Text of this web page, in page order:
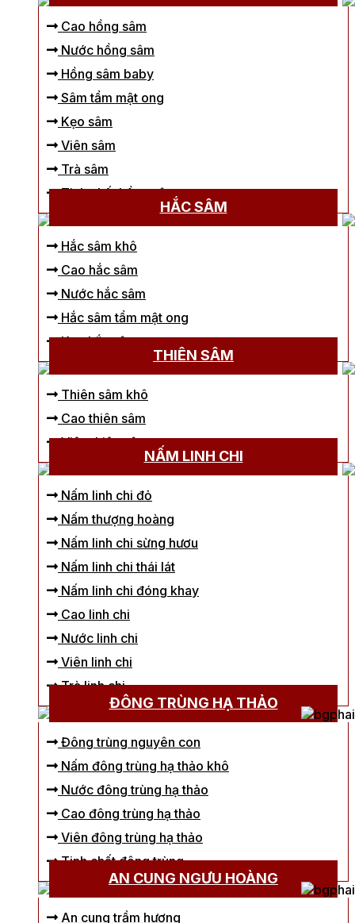
Cao hồng sâm
Nước hồng sâm
Hồng sâm baby
Sâm tẩm mật ong
Kẹo sâm
Viên sâm
Trà sâm
Tinh chất hồng sâm
HẮC SÂM
Hắc sâm khô
Cao hắc sâm
Nước hắc sâm
Hắc sâm tẩm mật ong
Kẹo hắc sâm
THIÊN SÂM
Thiên sâm khô
Cao thiên sâm
Viên thiên sâm
NẤM LINH CHI
Nấm linh chi đỏ
Nấm thượng hoàng
Nấm linh chi sừng hươu
Nấm linh chi thái lát
Nấm linh chi đóng khay
Cao linh chi
Nước linh chi
Viên linh chi
Trà linh chi
ĐÔNG TRÙNG HẠ THẢO
Đông trùng nguyên con
Nấm đông trùng hạ thảo khô
Nước đông trùng hạ thảo
Cao đông trùng hạ thảo
Viên đông trùng hạ thảo
Tinh chất đông trùng
AN CUNG NGƯU HOÀNG
An cung trầm hương